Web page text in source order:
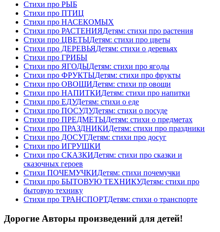
Стихи про РЫБ
Стихи про ПТИЦ
Стихи про НАСЕКОМЫХ
Стихи про РАСТЕНИЯДетям: стихи про растения
Стихи про ЦВЕТЫДетям: стихи про цветы
Стихи про ДЕРЕВЬЯДетям: стихи о деревьях
Стихи про ГРИБЫ
Стихи про ЯГОДЫДетям: стихи про ягоды
Стихи про ФРУКТЫДетям: стихи про фрукты
Стихи про ОВОЩИДетям: стихи пр овощи
Стихи про НАПИТКИДетям: стихи про напитки
Стихи про ЕДУДетям: стихи о еде
Стихи про ПОСУДУДетям: стихи о посуде
Стихи про ПРЕДМЕТЫДетям: стихи о предметах
Стихи про ПРАЗДНИКИДетям: стихи про праздники
Стихи про ДОСУГДетям: стихи про досуг
Стихи про ИГРУШКИ
Стихи про СКАЗКИДетям: стихи про сказки и
сказочных героев
Стихи ПОЧЕМУЧКИДетям: стихи почемучки
Стихи про БЫТОВУЮ ТЕХНИКУДетям: стихи про
бытовую технику
Стихи про ТРАНСПОРТДетям: стихи о транспорте
Дорогие Авторы произведений для детей!